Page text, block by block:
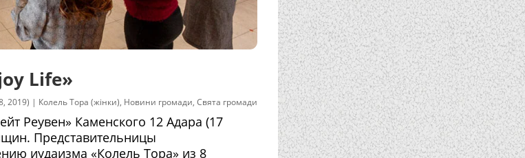
Life»
2019) | Колель Тора (жінки), Новини громади, Свята громади
Реувен» Каменского 12 Адара (17
Представительницы
иудаизма «Колель Тора» из 8